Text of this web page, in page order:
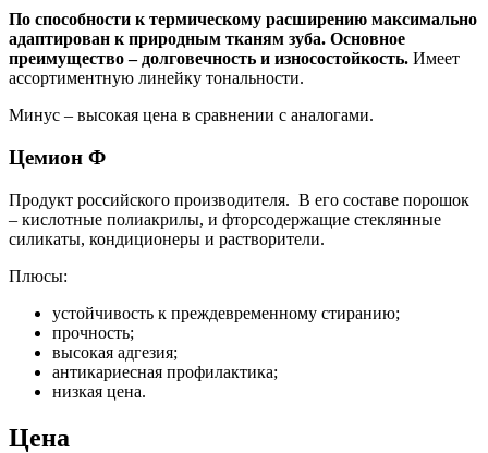
По способности к термическому расширению максимально
адаптирован к природным тканям зуба. Основное
преимущество – долговечность и износостойкость. Имеет
ассортиментную линейку тональности.
Минус – высокая цена в сравнении с аналогами.
Цемион Ф
Продукт российского производителя. В его составе порошок
– кислотные полиакрилы, и фторсодержащие стеклянные
силикаты, кондиционеры и растворители.
Плюсы:
устойчивость к преждевременному стиранию;
прочность;
высокая адгезия;
антикариесная профилактика;
низкая цена.
Цена